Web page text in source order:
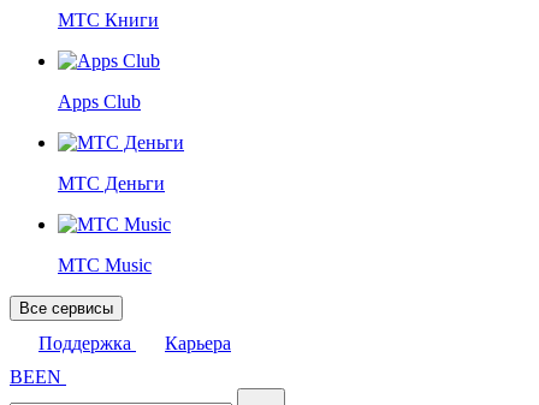
МТС Книги
Apps Club
МТС Деньги
МТС Music
Все сервисы
Поддержка
Карьера
BEEN